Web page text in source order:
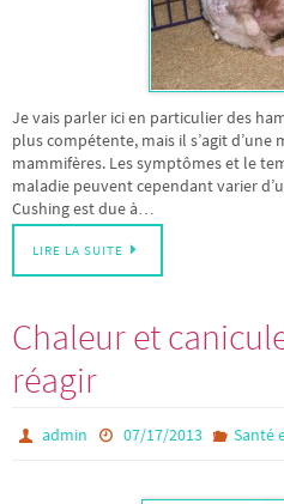
Je vais parler ici en particulier des
plus compétente, mais il s’agit
mammifères. Les symptômes et le
maladie peuvent cependant varier
Cushing est due à…
LIRE LA SUITE
Chaleur et
réagir
admin 07/17/2013 Santé